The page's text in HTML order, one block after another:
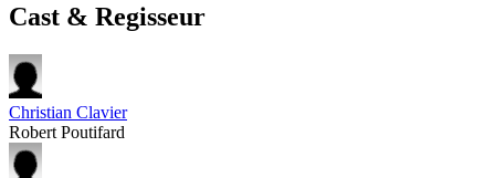
Cast & Regisseur
Christian Clavier
Robert Poutifard